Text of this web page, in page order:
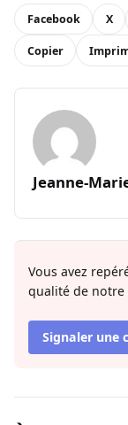
Facebook X
Copier
Jeanne-
Vous avez
qualité de
Signaler une